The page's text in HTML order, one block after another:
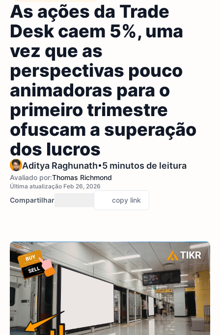
As ações da Trade
Desk caem 5%, uma
vez que as
perspectivas pouco
animadoras para o
primeiro trimestre
ofuscam a superação
dos lucros
Aditya Raghunath•5 minutos de leitura
Avaliado por:Thomas Richmond
Última atualização Feb 26, 2026
Compartilhar copy link